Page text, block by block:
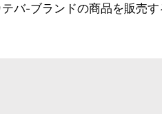
バ-ブランドの商品を販売す